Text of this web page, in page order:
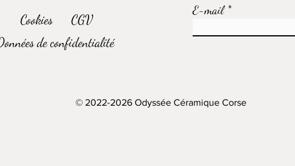
Cookies CGV
de confidentialité
E-mail
© 2022-2026 Odyssée Céramique Corse